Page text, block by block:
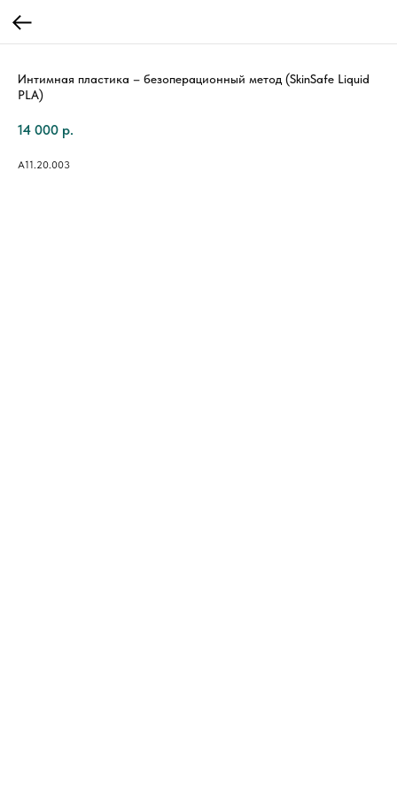
Интимная пластика – безоперационный метод (SkinSafe Liquid
PLA)
14 000 р.
A11.20.003